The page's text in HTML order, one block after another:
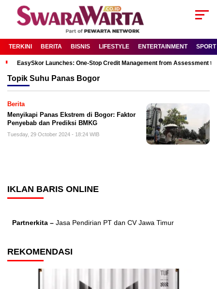
TERKINI BERITA BISNIS LIFESTYLE ENTERTAINMENT SPORT
EasySkor Launches: One-Stop Credit Management from Assessment
Topik Suhu Panas Bogor
Berita
Menyikapi Panas Ekstrem di Bogor: Faktor
Penyebab dan Prediksi BMKG
Tuesday, 29 October 2024 - 18:24 WIB
IKLAN BARIS ONLINE
Partnerkita – Jasa Pendirian PT dan CV Jawa Timur
REKOMENDASI